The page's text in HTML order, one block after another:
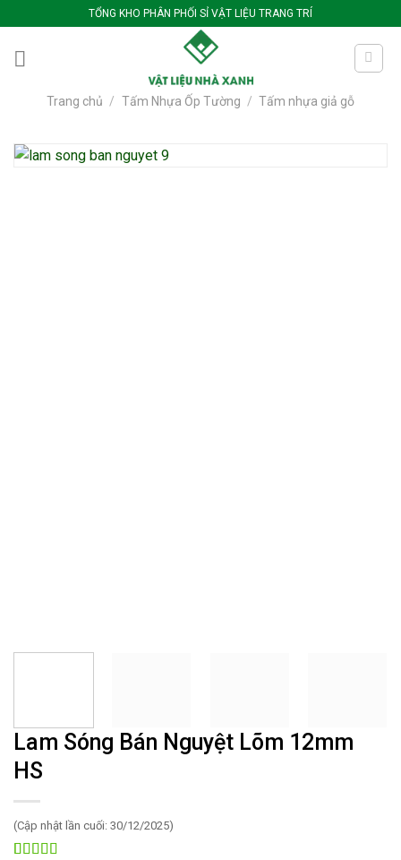
qua
nội
TỔNG KHO PHÂN PHỐI SỈ VẬT LIỆU TRANG TRÍ
Trang chủ / Tấm Nhựa Ốp Tường / Tấm nhựa giả gỗ
Lam Sóng Bán Nguyệt Lõm 12mm
HS
(Cập nhật lần cuối: 30/12/2025)